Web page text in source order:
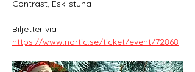
Contrast, Eskilstuna
Biljetter via
https://www.nortic.se/ticket/event/72868